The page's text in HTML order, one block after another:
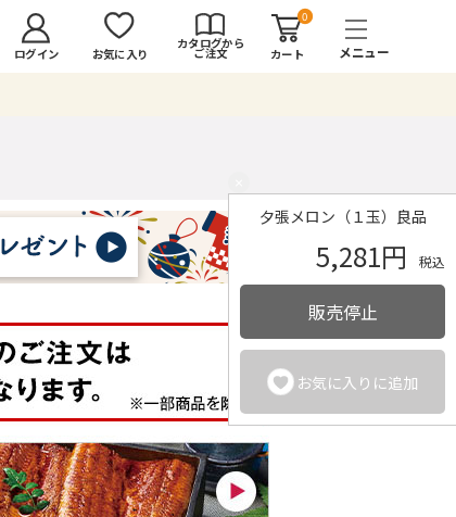
ログイン お気に入り
カタログから
ご注文
0
カート
夕張メロン（１玉）良品
5,281円 税込
販売停止
お気に入りに追加